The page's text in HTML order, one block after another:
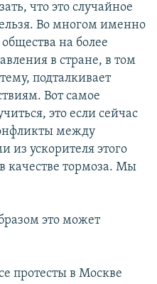
что это случайное
Во многом именно
на более
в стране, в том
подталкивает
Вот самое
это если сейчас
между
из ускорителя этого
качестве тормоза. Мы
это может
протесты в Москве